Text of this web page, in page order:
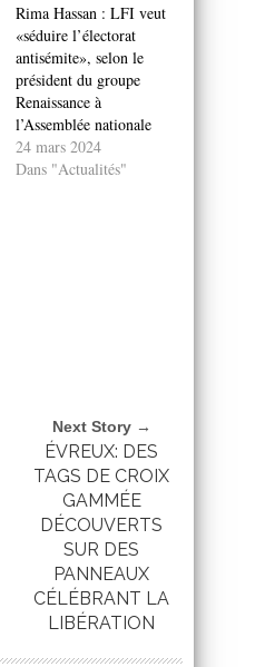
Rima Hassan : LFI veut
«séduire l’électorat
antisémite», selon le
président du groupe
Renaissance à
l’Assemblée nationale
24 mars 2024
Dans "Actualités"
Next Story →
ÉVREUX: DES
TAGS DE CROIX
GAMMÉE
DÉCOUVERTS
SUR DES
PANNEAUX
CÉLÉBRANT LA
LIBÉRATION